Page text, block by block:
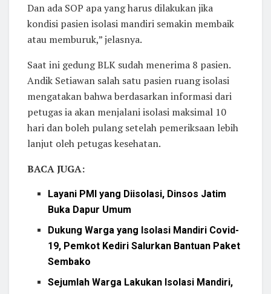
Dan ada SOP apa yang harus dilakukan jika
kondisi pasien isolasi mandiri semakin membaik
atau memburuk,” jelasnya.
Saat ini gedung BLK sudah menerima 8 pasien.
Andik Setiawan salah satu pasien ruang isolasi
mengatakan bahwa berdasarkan informasi dari
petugas ia akan menjalani isolasi maksimal 10
hari dan boleh pulang setelah pemeriksaan lebih
lanjut oleh petugas kesehatan.
BACA JUGA:
Layani PMI yang Diisolasi, Dinsos Jatim
Buka Dapur Umum
Dukung Warga yang Isolasi Mandiri Covid-
19, Pemkot Kediri Salurkan Bantuan Paket
Sembako
Sejumlah Warga Lakukan Isolasi Mandiri,